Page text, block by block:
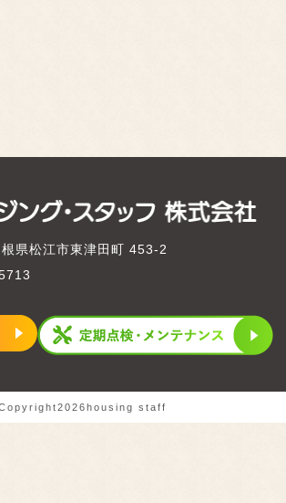
県松江市東津田町 453-2
staff